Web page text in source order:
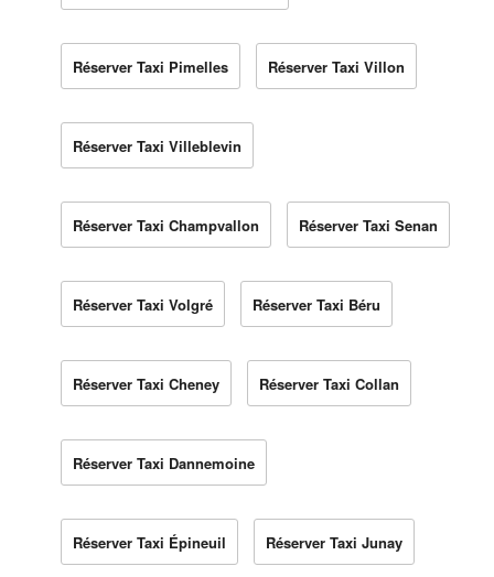
Réserver Taxi Pimelles Réserver Taxi Villon
Réserver Taxi Villeblevin
Réserver Taxi Champvallon Réserver Taxi Senan
Réserver Taxi Volgré Réserver Taxi Béru
Réserver Taxi Cheney Réserver Taxi Collan
Réserver Taxi Dannemoine
Réserver Taxi Épineuil Réserver Taxi Junay